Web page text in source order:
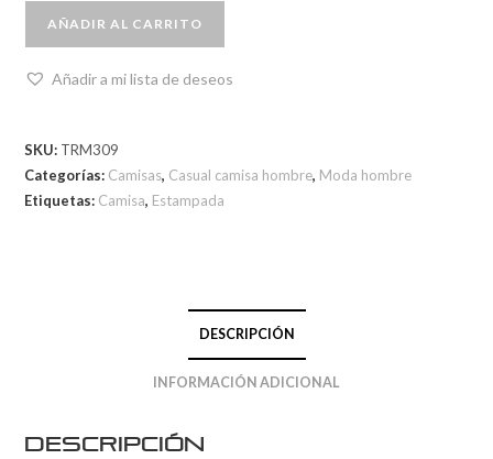
AÑADIR AL CARRITO
Añadir a mi lista de deseos
SKU: TRM309
Categorías: Camisas, Casual camisa hombre, Moda hombre
Etiquetas: Camisa, Estampada
DESCRIPCIÓN
INFORMACIÓN ADICIONAL
Descripción